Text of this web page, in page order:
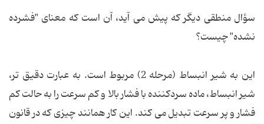
سؤال منطقی دیگر که پیش می آید، آن است که معنای "فشرده
نشده" چیست؟
این به شیر انبساط (مرحله 2) مربوط است. به عبارت دقیق تر،
شیر انبساط، ماده سردکننده با فشار بالا و کم سرعت را به حالت کم
فشار و پر سرعت تبدیل می کند. این کار همانند چیزی که در قانون